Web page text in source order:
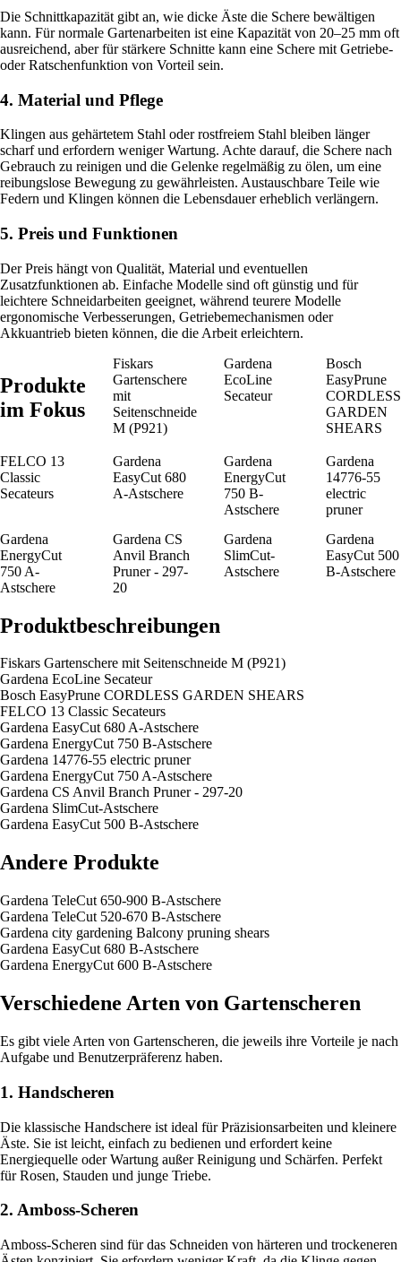
Die Schnittkapazität gibt an, wie dicke Äste die Schere bewältigen
kann. Für normale Gartenarbeiten ist eine Kapazität von 20–25 mm oft
ausreichend, aber für stärkere Schnitte kann eine Schere mit Getriebe-
oder Ratschenfunktion von Vorteil sein.
4. Material und Pflege
Klingen aus gehärtetem Stahl oder rostfreiem Stahl bleiben länger
scharf und erfordern weniger Wartung. Achte darauf, die Schere nach
Gebrauch zu reinigen und die Gelenke regelmäßig zu ölen, um eine
reibungslose Bewegung zu gewährleisten. Austauschbare Teile wie
Federn und Klingen können die Lebensdauer erheblich verlängern.
5. Preis und Funktionen
Der Preis hängt von Qualität, Material und eventuellen
Zusatzfunktionen ab. Einfache Modelle sind oft günstig und für
leichtere Schneidarbeiten geeignet, während teurere Modelle
ergonomische Verbesserungen, Getriebemechanismen oder
Akkuantrieb bieten können, die die Arbeit erleichtern.
Produkte
im Fokus
Fiskars
Gartenschere
mit
Seitenschneide
M (P921)
Gardena
EcoLine
Secateur
Bosch
EasyPrune
CORDLESS
GARDEN
SHEARS
FELCO 13
Classic
Secateurs
Gardena
EasyCut 680
A-Astschere
Gardena
EnergyCut
750 B-
Astschere
Gardena
14776-55
electric
pruner
Gardena
EnergyCut
750 A-
Astschere
Gardena CS
Anvil Branch
Pruner - 297-
20
Gardena
SlimCut-
Astschere
Gardena
EasyCut 500
B-Astschere
Produktbeschreibungen
Fiskars Gartenschere mit Seitenschneide M (P921)
Gardena EcoLine Secateur
Bosch EasyPrune CORDLESS GARDEN SHEARS
FELCO 13 Classic Secateurs
Gardena EasyCut 680 A-Astschere
Gardena EnergyCut 750 B-Astschere
Gardena 14776-55 electric pruner
Gardena EnergyCut 750 A-Astschere
Gardena CS Anvil Branch Pruner - 297-20
Gardena SlimCut-Astschere
Gardena EasyCut 500 B-Astschere
Andere Produkte
Gardena TeleCut 650-900 B-Astschere
Gardena TeleCut 520-670 B-Astschere
Gardena city gardening Balcony pruning shears
Gardena EasyCut 680 B-Astschere
Gardena EnergyCut 600 B-Astschere
Verschiedene Arten von Gartenscheren
Es gibt viele Arten von Gartenscheren, die jeweils ihre Vorteile je nach
Aufgabe und Benutzerpräferenz haben.
1. Handscheren
Die klassische Handschere ist ideal für Präzisionsarbeiten und kleinere
Äste. Sie ist leicht, einfach zu bedienen und erfordert keine
Energiequelle oder Wartung außer Reinigung und Schärfen. Perfekt
für Rosen, Stauden und junge Triebe.
2. Amboss-Scheren
Amboss-Scheren sind für das Schneiden von härteren und trockeneren